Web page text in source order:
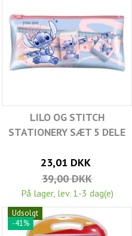
LILO OG STITCH
STATIONERY SÆT 5 DELE
23,01 DKK
39,00 DKK
På lager, lev. 1-3 dag(e)
Udsolgt
-41%